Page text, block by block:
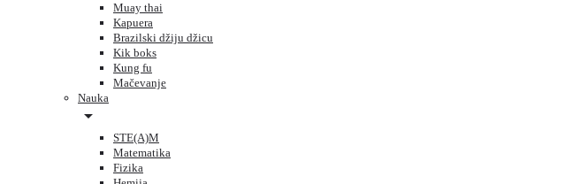
Muay thai
Kapuera
Brazilski džiju džicu
Kik boks
Kung fu
Mačevanje
Nauka
STE(A)M
Matematika
Fizika